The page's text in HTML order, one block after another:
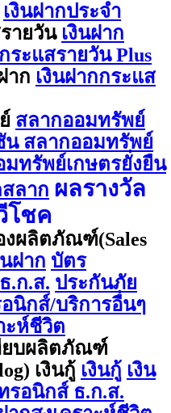
เงินฝากประจำ
ายวัน เงินฝาก
กระแสรายวัน Plus
าก เงินฝากกระแส
สลากออมทรัพย์
น สลากออมทรัพย์
มทรัพย์เกษตรยั่งยืน
ลาก ผลรางวัล
โชค
ผลิตภัณฑ์(Sales
นฝาก บัตร
.ก.ส. ประกันภัย
นิกส์/บริการอื่นๆ
ะห์ชีวิต
ยบผลิตภัณฑ์
เงินกู้ เงินกู้ เงิน
รอนิกส์ ธ.ก.ส.